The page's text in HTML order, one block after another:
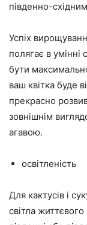
південно-
Успіх
полягає в умінні
бути
ваш квітка буде
прекрасно
зовнішнім
агавою.
освітленість
Для кактусів і
світла